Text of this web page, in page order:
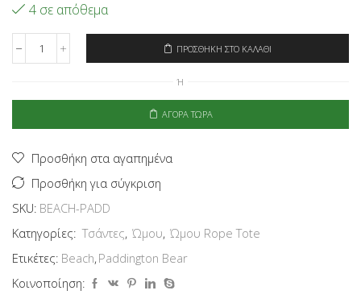
4 σε απόθεμα
Signare
Rope
-
Bear
ποσότητα
ΠΡΟΣΘΉΚΗ ΣΤΟ ΚΑΛΆΘΙ
Ή
ΑΓΟΡΆ ΤΏΡΑ
Προσθήκη στα αγαπημένα
Προσθήκη για σύγκριση
SKU: BEACH-PADD
Κατηγορίες: Τσάντες, Ώμου, Ώμου Rope Tote
Ετικέτες: Beach, Paddington Bear
Κοινοποίηση: